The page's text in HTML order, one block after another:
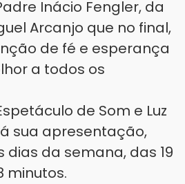
Inácio Fengler, da
Arcanjo que no final,
de fé e esperança
a todos os
de Som e Luz
sua apresentação,
da semana, das 19
minutos.